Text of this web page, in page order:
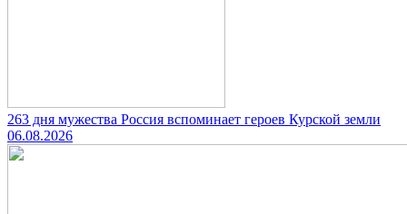
263 дня мужества Россия вспоминает героев Курской земли
06.08.2026